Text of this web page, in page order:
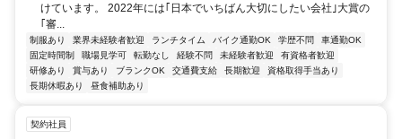
けています。 2022年には｢日本でいちばん大切にしたい会社｣大賞の
｢審...
制服あり 業界未経験者歓迎 ランチタイム バイク通勤OK 学歴不問
車通勤OK
固定時間制
職場見学可 転勤なし 経験不問 未経験者歓迎
有資格者歓迎
研修あり
賞与あり ブランクOK 交通費支給 長期歓迎
資格取得手当あり
長期休暇あり
昼食補助あり
契約社員